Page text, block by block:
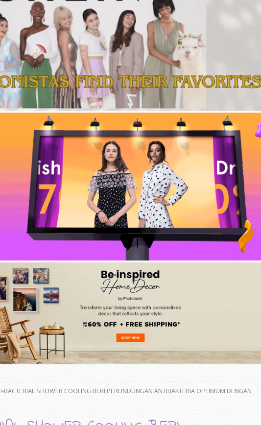
BACTERIAL SHOWER COOLING BERI PERLINDUNGAN ANTIBAKTERIA OPTIMUM DENGAN